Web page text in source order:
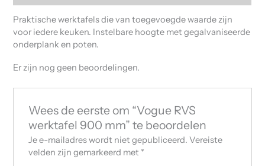
Praktische werktafels die van toegevoegde waarde zijn
voor iedere keuken. Instelbare hoogte met gegalvaniseerde
onderplank en poten.
Er zijn nog geen beoordelingen.
Wees de eerste om “Vogue RVS
werktafel 900 mm” te beoordelen
Je e-mailadres wordt niet gepubliceerd. Vereiste
velden zijn gemarkeerd met *